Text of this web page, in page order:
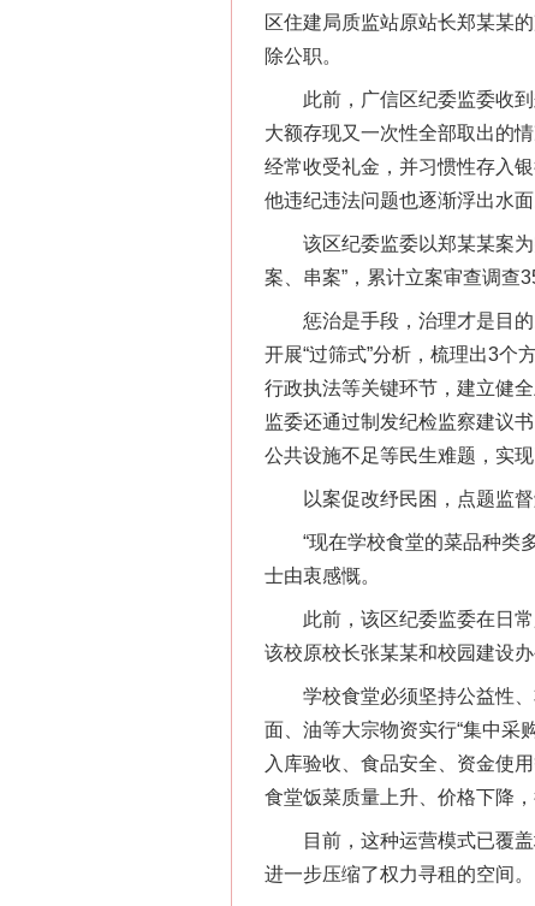
区住建局质监站原站长郑某某
除公职。
此前，广信区纪委监委收到
大额存现又一次性全部取出的
经常收受礼金，并习惯性存入
他违纪违法问题也逐渐浮出水面
该区纪委监委以郑某某案为
案、串案”，累计立案审查调查
惩治是手段，治理才是目的
开展“过筛式”分析，梳理出3个
行政执法等关键环节，建立健
监委还通过制发纪检监察建议
公共设施不足等民生难题，实
以案促改纾民困，点题监督
“现在学校食堂的菜品种类多
士由衷感慨。
此前，该区纪委监委在日常
该校原校长张某某和校园建设
学校食堂必须坚持公益性、
面、油等大宗物资实行“集中采
入库验收、食品安全、资金使
食堂饭菜质量上升、价格下降
目前，这种运营模式已覆盖
进一步压缩了权力寻租的空间。